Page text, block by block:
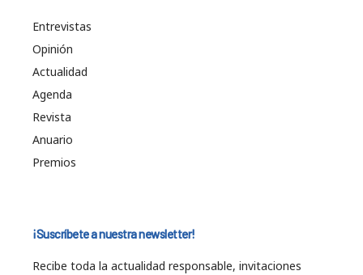
Entrevistas
Opinión
Actualidad
Agenda
Revista
Anuario
Premios
¡Suscríbete a nuestra newsletter!
Recibe toda la actualidad responsable, invitaciones